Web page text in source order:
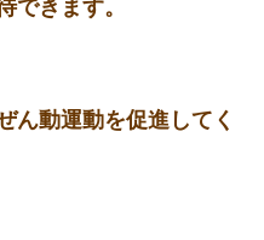
できます。
ん動運動を促進してく